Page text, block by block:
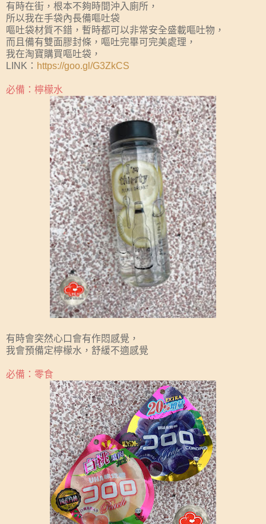
有時在街，根本不夠時間沖入廁所，
所以我在手袋內長備嘔吐袋
嘔吐袋材質不錯，暫時都可以非常安全盛載嘔吐物，
而且備有雙面膠封條，嘔吐完畢可完美處理，
我在淘寶購買嘔吐袋，
LINK： https://goo.gl/G3ZkCS
必備：檸檬水
有時會突然心口會有作悶感覺，
我會預備定檸檬水，舒緩不適感覺
必備：零食